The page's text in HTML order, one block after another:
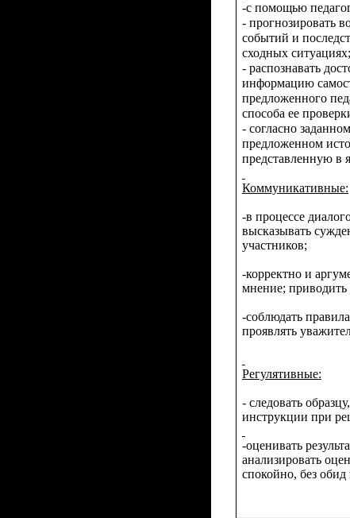
-с помощью
- прогнозировать
событий и
сходных ситуациях;
- распознавать
информацию
предложенного
способа ее
- согласно
предложенном
представленную в
Коммуникативные:
-в процессе
высказывать
участников;
-корректно и
мнение; приводить
-соблюдать
проявлять
Регулятивные:
-следовать
инструкции при
-оценивать
анализировать
спокойно, без